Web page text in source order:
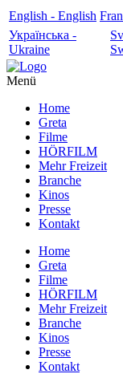
English - English
Українська -
Ukraine
Menü
Home
Greta
Filme
HÖRFILM
Mehr Freizeit
Branche
Kinos
Presse
Kontakt
Home
Greta
Filme
HÖRFILM
Mehr Freizeit
Branche
Kinos
Presse
Kontakt